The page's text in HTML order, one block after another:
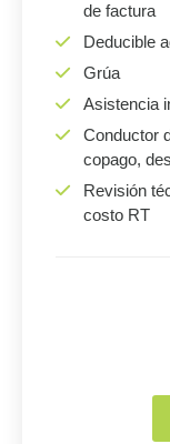
de factura
Deducible
Grúa
Asistencia
Conductor
copago,
Revisión
costo RT